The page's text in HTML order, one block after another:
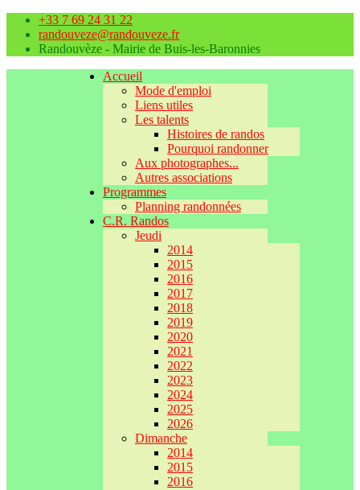
+33 7 69 24 31 22
randouveze@randouveze.fr
Randouvèze - Mairie de Buis-les-Baronnies
Accueil
Mode d'emploi
Liens utiles
Les talents
Histoires de randos
Pourquoi randonner
Aux photographes...
Autres associations
Programmes
Planning randonnées
C.R. Randos
Jeudi
2014
2015
2016
2017
2018
2019
2020
2021
2022
2023
2024
2025
2026
Dimanche
2014
2015
2016